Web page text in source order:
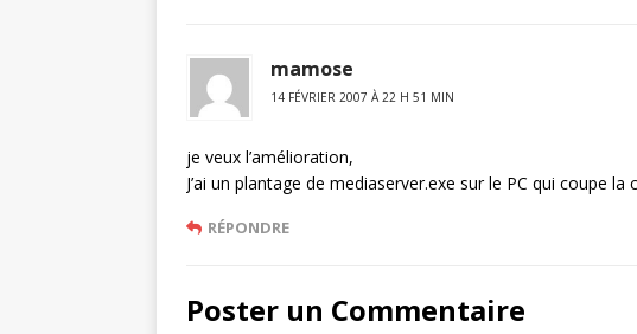
mamose
14 FÉVRIER 2007 À 22 H 51 MIN
je veux l’amélioration,
J’ai un plantage de mediaserver.exe sur le PC qui coupe
RÉPONDRE
Poster un Commentaire